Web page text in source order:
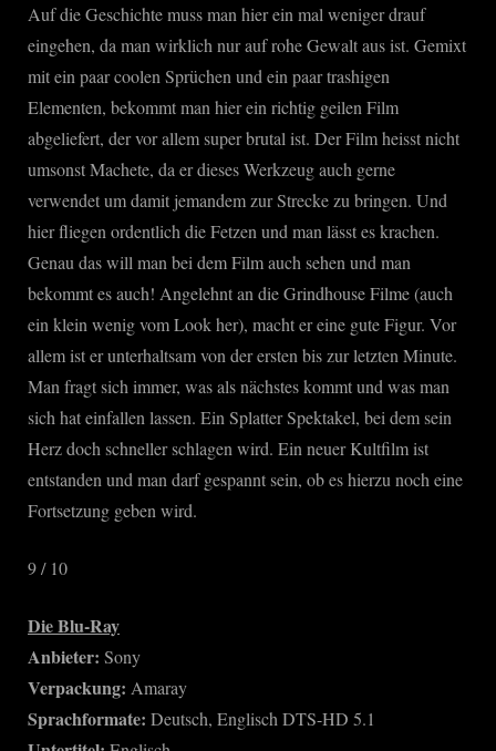
Auf die Geschichte muss man hier ein mal weniger drauf
eingehen, da man wirklich nur auf rohe Gewalt aus ist. Gemixt
mit ein paar coolen Sprüchen und ein paar trashigen
Elementen, bekommt man hier ein richtig geilen Film
abgeliefert, der vor allem super brutal ist. Der Film heisst nicht
umsonst Machete, da er dieses Werkzeug auch gerne
verwendet um damit jemandem zur Strecke zu bringen. Und
hier fliegen ordentlich die Fetzen und man lässt es krachen.
Genau das will man bei dem Film auch sehen und man
bekommt es auch! Angelehnt an die Grindhouse Filme (auch
ein klein wenig vom Look her), macht er eine gute Figur. Vor
allem ist er unterhaltsam von der ersten bis zur letzten Minute.
Man fragt sich immer, was als nächstes kommt und was man
sich hat einfallen lassen. Ein Splatter Spektakel, bei dem sein
Herz doch schneller schlagen wird. Ein neuer Kultfilm ist
entstanden und man darf gespannt sein, ob es hierzu noch eine
Fortsetzung geben wird.
9 / 10
Die Blu-Ray
Anbieter: Sony
Verpackung: Amaray
Sprachformate: Deutsch, Englisch DTS-HD 5.1